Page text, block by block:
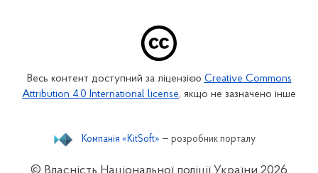
Весь контент доступний за ліцензією Creative Commons
Attribution 4.0 International license, якщо не зазначено інше
Компанія «KitSoft» — розробник порталу